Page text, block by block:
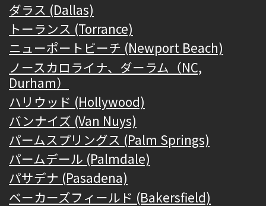
ダラス (Dallas)
トーランス (Torrance)
ニューポートビーチ (Newport Beach)
ノースカロライナ、ダーラム（NC,
Durham）
ハリウッド (Hollywood)
バンナイズ (Van Nuys)
パームスプリングス (Palm Springs)
パームデール (Palmdale)
パサデナ (Pasadena)
ベーカーズフィールド (Bakersfield)